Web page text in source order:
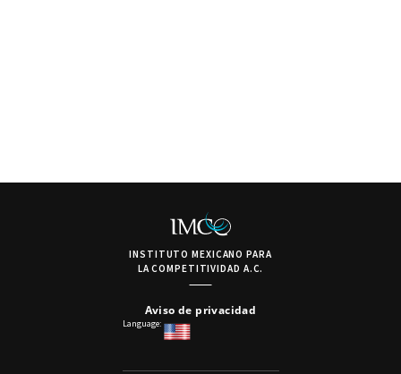
INSTITUTO MEXICANO PARA
LA COMPETITIVIDAD A.C.
Aviso de privacidad
Language: